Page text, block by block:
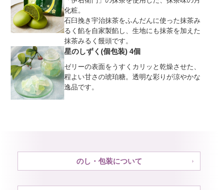
化粧。
石臼挽き宇治抹茶をふんだんに使った抹茶み
るく餡を自家製餡し、生地にも抹茶を加えた
抹茶みるく饅頭です。
星のしずく(個包装) 4個
ゼリーの表面をうすくカリッと乾燥させた、
程よい甘さの琥珀糖。透明な彩りが涼やかな
逸品です。
のし・包装について